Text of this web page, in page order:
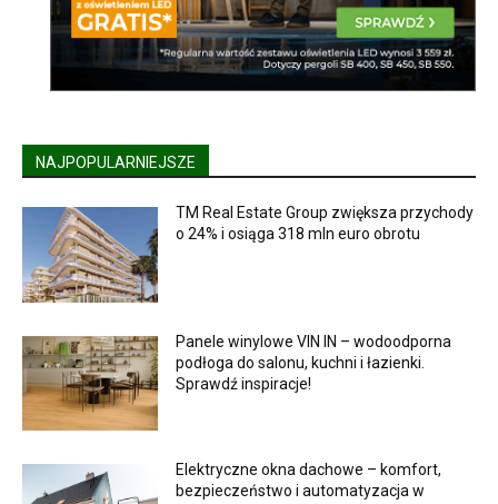
NAJPOPULARNIEJSZE
TM Real Estate Group zwiększa przychody
o 24% i osiąga 318 mln euro obrotu
Panele winylowe VIN IN – wodoodporna
podłoga do salonu, kuchni i łazienki.
Sprawdź inspiracje!
Elektryczne okna dachowe – komfort,
bezpieczeństwo i automatyzacja w